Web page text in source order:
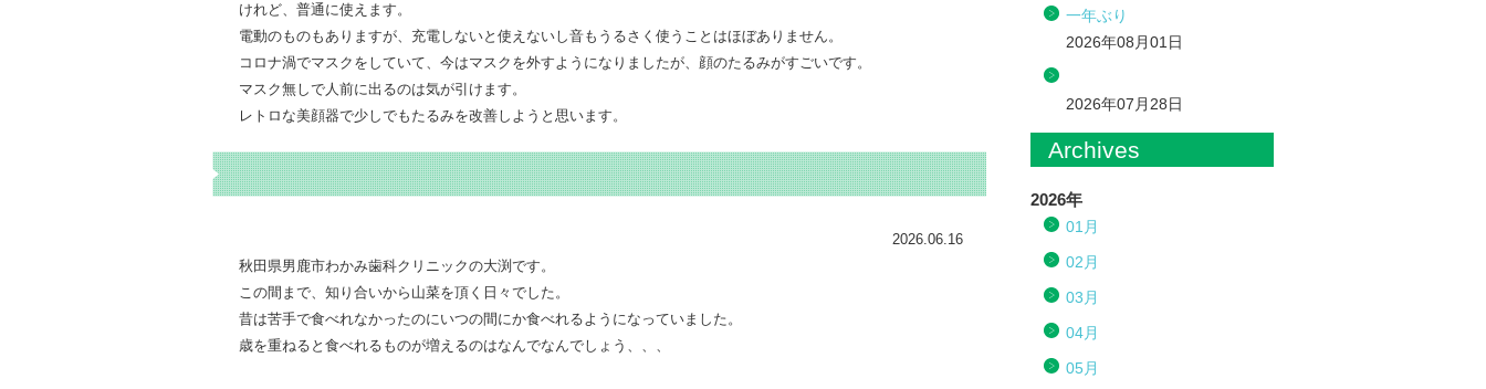
けれど、普通に使えます。
電動のものもありますが、充電しないと使えないし音もうるさく使うことはほぼありません。
コロナ渦でマスクをしていて、今はマスクを外すようになりましたが、顔のたるみがすごいです。
マスク無しで人前に出るのは気が引けます。
レトロな美顔器で少しでもたるみを改善しようと思います。
2026.06.16
秋田県男鹿市わかみ歯科クリニックの大渕です。
この間まで、知り合いから山菜を頂く日々でした。
昔は苦手で食べれなかったのにいつの間にか食べれるようになっていました。
歳を重ねると食べれるものが増えるのはなんでなんでしょう、、、
一年ぶり
2026年08月01日
2026年07月28日
Archives
2026年
01月
02月
03月
04月
05月